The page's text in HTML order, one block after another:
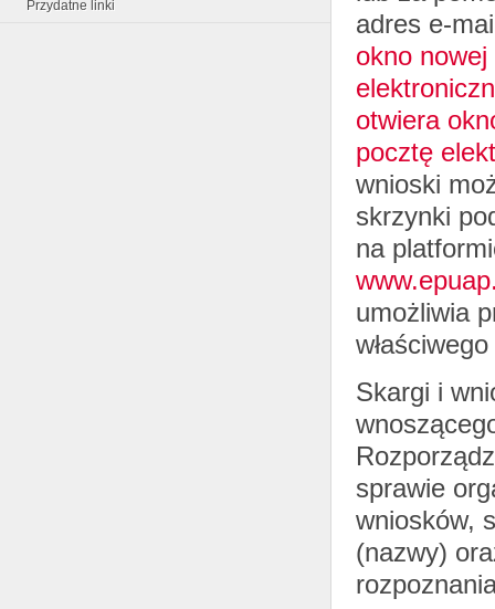
Przydatne linki
adres e-
okno
otwiera
pocztę
wnioski
skrzynki
na
umożliwia
Skargi i
sprawie
wniosków,
(nazwy)